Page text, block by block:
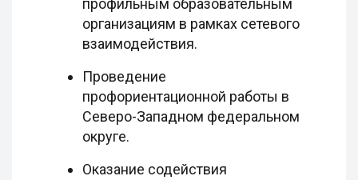
профильным образовательным
организациям в рамках сетевого
взаимодействия.
Проведение
профориентационной работы в
Северо-Западном федеральном
округе.
Оказание содействия